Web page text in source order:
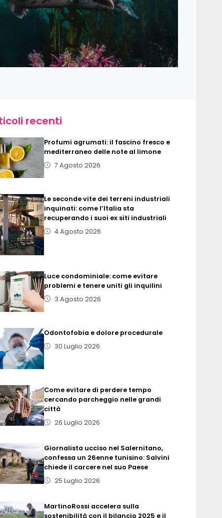
recenti
Profumi agrumati: il fascino fresco e
mediterraneo delle note al limone
7 Agosto 2026
Le seconde vite dei terreni industriali
inquinati: come l’Italia sta
recuperando i suoi ex siti industriali
4 Agosto 2026
Luce condominiale: come evitare
problemi e tenere uniti gli inquilini
3 Agosto 2026
Odontofobia e dolore procedurale
30 Luglio 2026
Come evitare di perdere tempo
cercando parcheggio nelle grandi
città
26 Luglio 2026
Giornalista ucciso nel Salernitano,
confessa un 26enne tunisino: Salvini
chiede il carcere nel suo Paese
25 Luglio 2026
MartinoRossi accelera sulla
sostenibilità con il bilancio 2025 e il